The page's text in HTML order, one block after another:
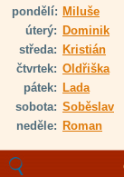
pondělí: Miluše
úterý: Dominik
středa: Kristián
čtvrtek: Oldřiška
pátek: Lada
sobota: Soběslav
neděle: Roman